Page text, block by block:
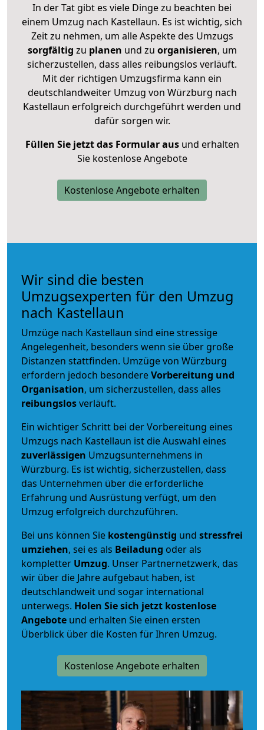
In der Tat gibt es viele Dinge zu beachten bei
einem Umzug nach Kastellaun. Es ist wichtig, sich
Zeit zu nehmen, um alle Aspekte des Umzugs
sorgfältig zu planen und zu organisieren, um
sicherzustellen, dass alles reibungslos verläuft.
Mit der richtigen Umzugsfirma kann ein
deutschlandweiter Umzug von Würzburg nach
Kastellaun erfolgreich durchgeführt werden und
dafür sorgen wir.
Füllen Sie jetzt das Formular ausund erhalten
Sie kostenlose Angebote
Kostenlose Angebote erhalten
Wir sind die besten
Umzugsexperten für den Umzug
nach Kastellaun
Umzüge nach Kastellaun sind eine stressige
Angelegenheit, besonders wenn sie über große
Distanzen stattfinden. Umzüge von Würzburg
erfordern jedoch besondereVorbereitung und
Organisation, um sicherzustellen, dass alles
reibungslosverläuft.
Ein wichtiger Schritt bei der Vorbereitung eines
Umzugs nach Kastellaun ist die Auswahl eines
zuverlässigen Umzugsunternehmens in
Würzburg. Es ist wichtig, sicherzustellen, dass
das Unternehmen über die erforderliche
Erfahrung und Ausrüstung verfügt, um den
Umzug erfolgreich durchzuführen.
Bei uns können Sie kostengünstig und stressfrei
umziehen, sei es als Beiladung oder als
kompletter Umzug. Unser Partnernetzwerk, das
wir über die Jahre aufgebaut haben, ist
deutschlandweit und sogar international
unterwegs. Holen Sie sich jetzt kostenlose
Angebote und erhalten Sie einen ersten
Überblick über die Kosten für Ihren Umzug.
Kostenlose Angebote erhalten